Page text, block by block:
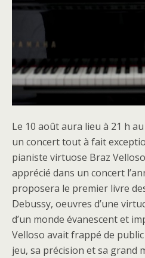
Le 10 août aura lieu à 21 h
un concert tout à fait
pianiste virtuose Braz
apprécié dans un concert
proposera le premier livre
Debussy, oeuvres d’une
d’un monde évanescent et
Velloso avait frappé de
jeu, sa précision et sa grand